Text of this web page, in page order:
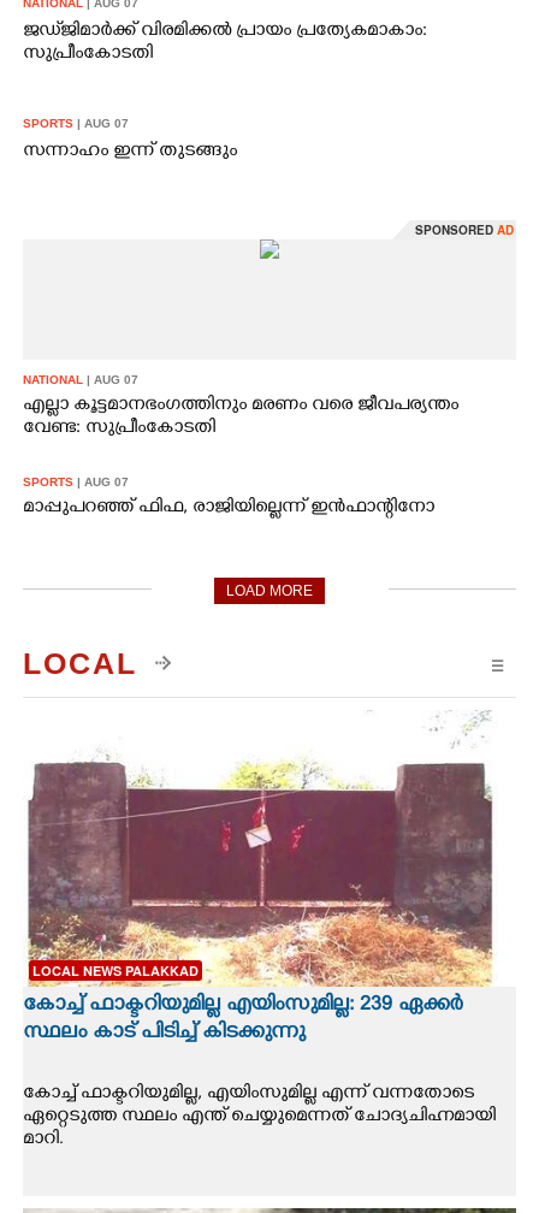
NATIONAL | AUG 07
ജഡ്‌ജിമാർക്ക് വിരമിക്കൽ പ്രായം പ്രത്യേകമാകാം:
സുപ്രീംകോടതി
SPORTS | AUG 07
സന്നാഹം ഇന്ന് തുടങ്ങും
SPONSORED AD
NATIONAL | AUG 07
എല്ലാ കൂട്ടമാനഭംഗത്തിനും മരണം വരെ ജീവപര്യന്തം
വേണ്ട: സുപ്രീംകോടതി
SPORTS | AUG 07
മാപ്പുപറഞ്ഞ് ഫിഫ, രാജിയില്ലെന്ന് ഇൻഫാന്റിനോ
LOAD MORE
LOCAL ☰
LOCAL NEWS PALAKKAD
കോച്ച് ഫാക്ടറിയുമില്ല എയിംസുമില്ല: 239 ഏക്കർ
സ്ഥലം കാട് പിടിച്ച് കിടക്കുന്നു
കോച്ച് ഫാക്ടറിയുമില്ല, എയിംസുമില്ല എന്ന് വന്നതോടെ
ഏറ്റെടുത്ത സ്ഥലം എന്ത് ചെയ്യുമെന്നത് ചോദ്യചിഹ്നമായി
മാറി.